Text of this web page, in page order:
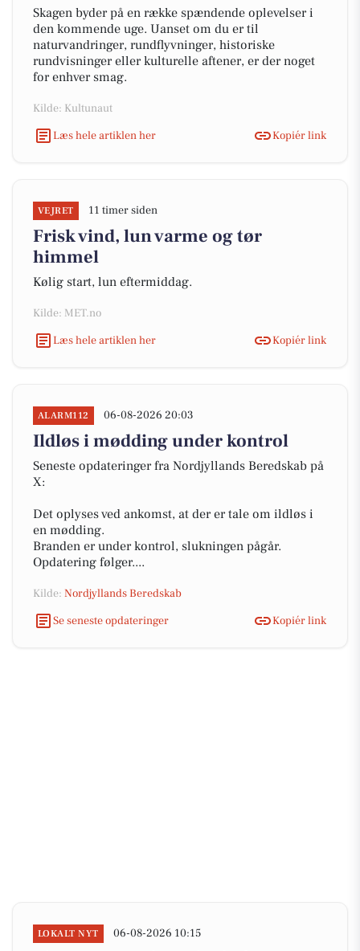
Skagen byder på en række spændende oplevelser i
den kommende uge. Uanset om du er til
naturvandringer, rundflyvninger, historiske
rundvisninger eller kulturelle aftener, er der noget
for enhver smag.
Kilde: Kultunaut
Læs hele artiklen her
Kopiér link
VEJRET 11 timer siden
Frisk vind, lun varme og tør
himmel
Kølig start, lun eftermiddag.
Kilde: MET.no
Læs hele artiklen her
Kopiér link
ALARM112 06-08-2026 20:03
Ildløs i mødding under kontrol
Seneste opdateringer fra Nordjyllands Beredskab på
X:
Det oplyses ved ankomst, at der er tale om ildløs i
en mødding.
Branden er under kontrol, slukningen pågår.
Opdatering følger....
Kilde: Nordjyllands Beredskab
Se seneste opdateringer
Kopiér link
LOKALT NYT 06-08-2026 10:15